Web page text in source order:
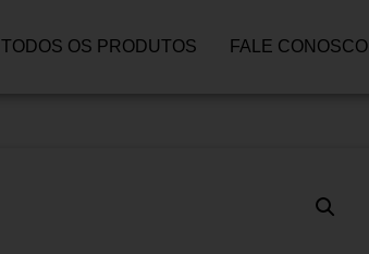
TODOS OS PRODUTOS FALE CONOSCO